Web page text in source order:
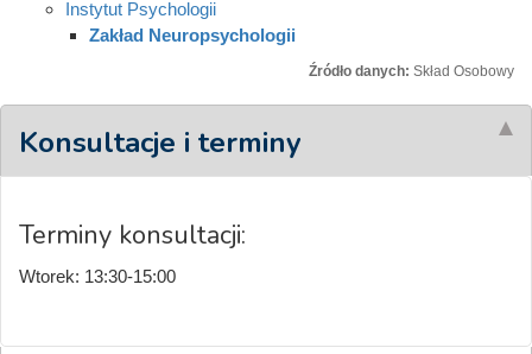
Instytut Psychologii
Zakład Neuropsychologii
Źródło danych: Skład Osobowy
Konsultacje i terminy
Terminy konsultacji:
Wtorek: 13:30-15:00